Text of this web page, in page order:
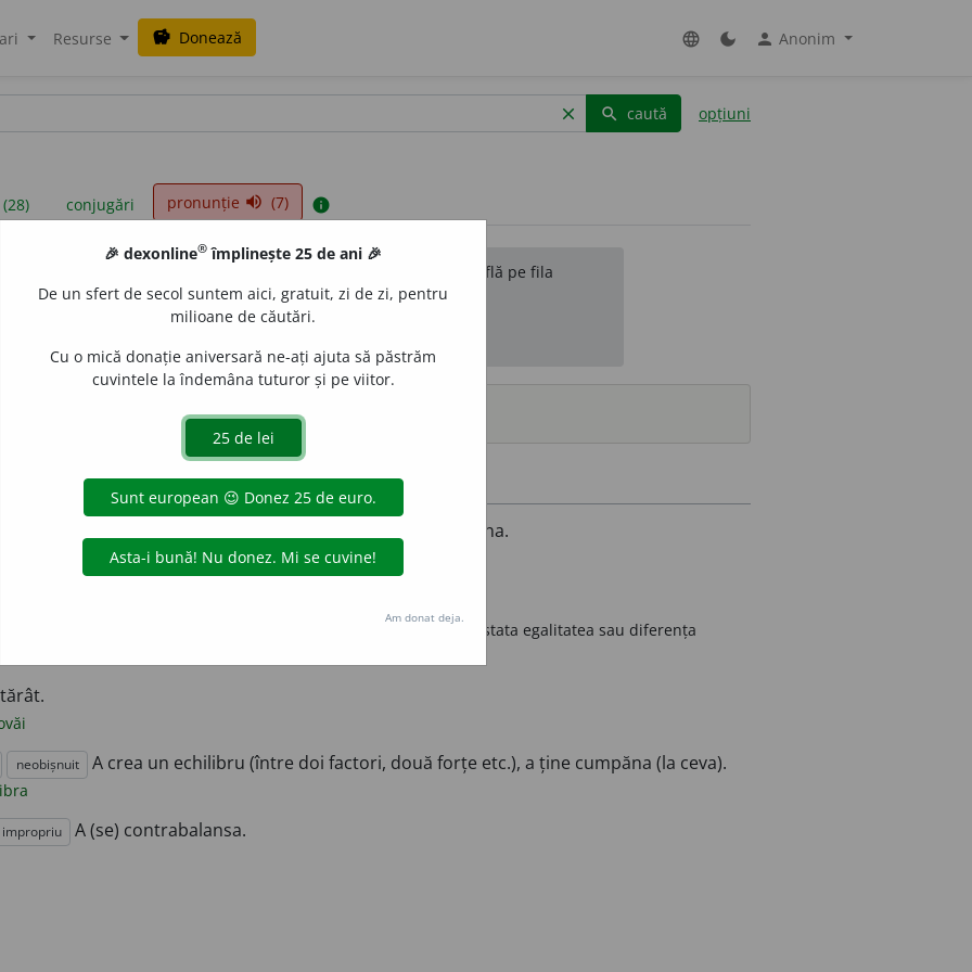
Resurse savings Donează language dark_mode person Anonim
clear search caută opțiuni
conjugări pronunție volume_up (7) info
sunt compilate de echipa dexonline. Definițiile originale se află pe fila
reordona filele pe pagina depreferințe.
surse
când într-o parte, când într-alta; a (se) legăna, a (se) hâțâna.
pendula
= a compara sumele din debitul și creditul unui cont spre a constata egalitatea sau diferența
debitul cu creditul.
neobișnuit A crea un echilibru (între doi factori, două forțe etc.), a ține cumpăna (la ceva).
impropriu A (se) contrabalansa.
🎉 dexonline® împlinește 25 de ani 🎉
De un sfert de secol suntem aici, gratuit, zi de zi, pentru
milioane de căutări.
Cu o mică donație aniversară ne-ați ajuta să păstrăm
cuvintele la îndemâna tuturor și pe viitor.
Am donat deja.